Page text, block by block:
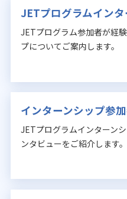
JETプログラムイン
JETプログラム参加者が経
プについてご案内します。
インターンシップ参
JETプログラムインターン
ンタビューをご紹介します。